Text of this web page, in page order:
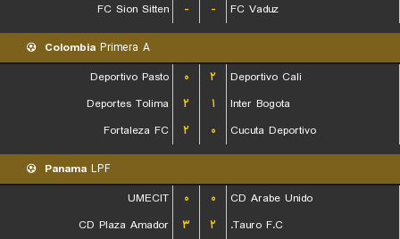
FC Sion Sitten
- - FC Vaduz
Colombia Primera A
Deportivo Pasto
۰ ۲
Deportivo Cali
Deportes Tolima
۲ ۱
Inter Bogota
Fortaleza FC
۲ ۰ Cucuta Deportivo
Panama LPF
UMECIT
۰ ۰
CD Arabe Unido
CD Plaza Amador
۳ ۲ Tauro F.C.